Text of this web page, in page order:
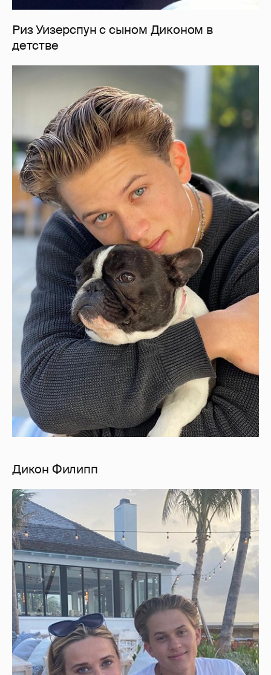
Риз Уизерспун с сыном Диконом в
детстве
Дикон Филипп